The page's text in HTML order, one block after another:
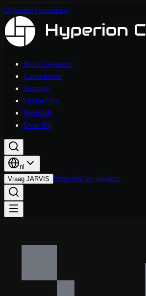
Hyperion Consulting
Productsysteem
Capaciteiten
Sectoren
Opdrachten
Beslislab
Over Mij
nl
Vraag JARVIS Bespreek uw product